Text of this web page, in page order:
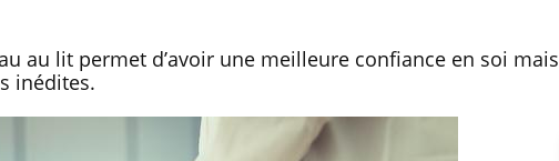
au lit permet d’avoir une meilleure confiance en soi mais
inédites.